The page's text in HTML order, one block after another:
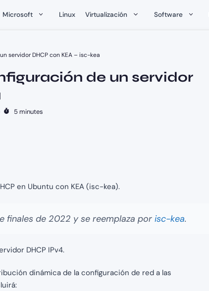
Microsoft Linux Virtualización Software
servidor DHCP con KEA – isc-kea
de un servidor
5 minutes
en Ubuntu con KEA (isc-kea).
finales de 2022 y se reemplaza por isc-kea.
DHCP IPv4.
dinámica de la configuración de red a las